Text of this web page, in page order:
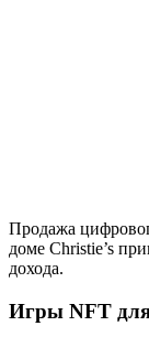
Продажа
доме Christie’s
дохода.
Игры NFT для